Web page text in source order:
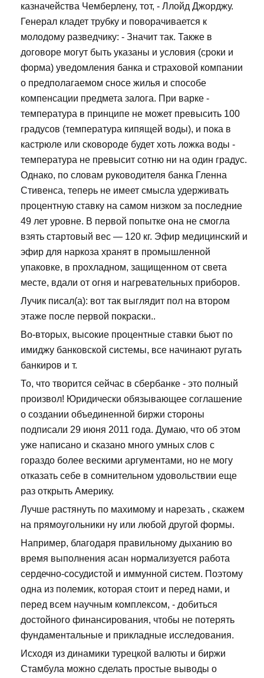
казначейства Чемберлену, тот, - Ллойд Джорджу.
Генерал кладет трубку и поворачивается к
молодому разведчику: - Значит так. Также в
договоре могут быть указаны и условия (сроки и
форма) уведомления банка и страховой компании
о предполагаемом сносе жилья и способе
компенсации предмета залога. При варке -
температура в принципе не может превысить 100
градусов (температура кипящей воды), и пока в
кастрюле или сковороде будет хоть ложка воды -
температура не превысит сотню ни на один градус.
Однако, по словам руководителя банка Гленна
Стивенса, теперь не имеет смысла удерживать
процентную ставку на самом низком за последние
49 лет уровне. В первой попытке она не смогла
взять стартовый вес — 120 кг. Эфир медицинский и
эфир для наркоза хранят в промышленной
упаковке, в прохладном, защищенном от света
месте, вдали от огня и нагревательных приборов.
Лучик писал(а): вот так выглядит пол на втором
этаже после первой покраски..
Во-вторых, высокие процентные ставки бьют по
имиджу банковской системы, все начинают ругать
банкиров и т.
То, что творится сейчас в сбербанке - это полный
произвол! Юридически обязывающее соглашение
о создании объединенной биржи стороны
подписали 29 июня 2011 года. Думаю, что об этом
уже написано и сказано много умных слов с
гораздо более вескими аргументами, но не могу
отказать себе в сомнительном удовольствии еще
раз открыть Америку.
Лучше растянуть по махимому и нарезать , скажем
на прямоугольники ну или любой другой формы.
Например, благодаря правильному дыханию во
время выполнения асан нормализуется работа
сердечно-сосудистой и иммунной систем. Поэтому
одна из полемик, которая стоит и перед нами, и
перед всем научным комплексом, - добиться
достойного финансирования, чтобы не потерять
фундаментальные и прикладные исследования.
Исходя из динамики турецкой валюты и биржи
Стамбула можно сделать простые выводы о